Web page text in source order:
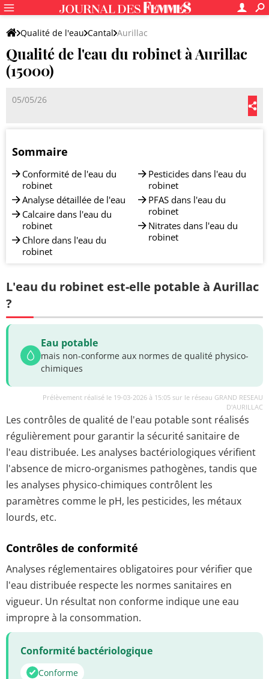
Qualité de l'eau Cantal Aurillac
Qualité de l'eau du robinet à Aurillac
(15000)
05/05/26
Sommaire
Conformité de l'eau du
robinet
Analyse détaillée de l'eau
Calcaire dans l'eau du
robinet
Chlore dans l'eau du
robinet
Pesticides dans l'eau du
robinet
PFAS dans l'eau du
robinet
Nitrates dans l'eau du
robinet
L'eau du robinet est-elle potable à Aurillac
?
Eau potable
mais non-conforme aux normes de qualité physico-
chimiques
Prélèvement réalisé le 19-03-2026 à 15:05 sur le réseau GRAND RESEAU
D'AURILLAC
Les contrôles de qualité de l'eau potable sont réalisés
régulièrement pour garantir la sécurité sanitaire de
l'eau distribuée. Les analyses bactériologiques vérifient
l'absence de micro-organismes pathogènes, tandis que
les analyses physico-chimiques contrôlent les
paramètres comme le pH, les pesticides, les métaux
lourds, etc.
Contrôles de conformité
Analyses réglementaires obligatoires pour vérifier que
l'eau distribuée respecte les normes sanitaires en
vigueur. Un résultat non conforme indique une eau
impropre à la consommation.
Conformité bactériologique
Conforme